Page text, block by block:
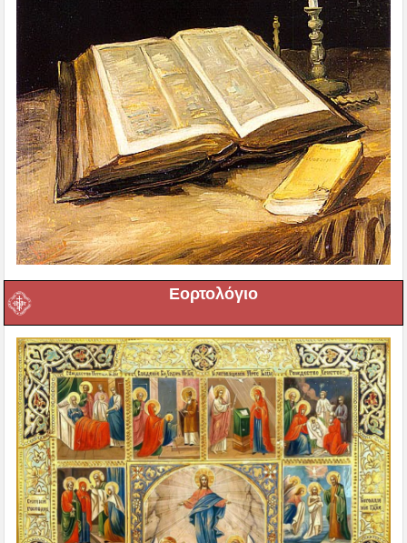
Εορτολόγιο